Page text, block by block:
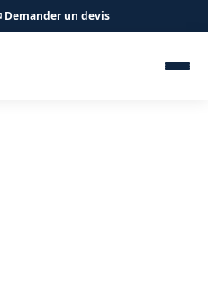
Demander un devis